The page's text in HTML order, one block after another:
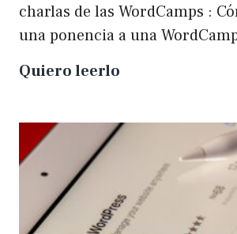
charlas de las WordCamps :
una ponencia a una
Quiero leerlo
una
una
WordCamp